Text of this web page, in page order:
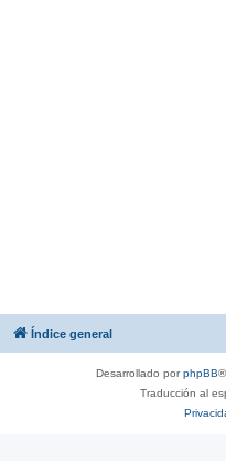
Índice general
Desarrollado porphpBB
Traducción al